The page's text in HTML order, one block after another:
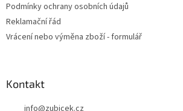
Podmínky ochrany osobních údajů
Reklamační řád
Vrácení nebo výměna zboží - formulář
Kontakt